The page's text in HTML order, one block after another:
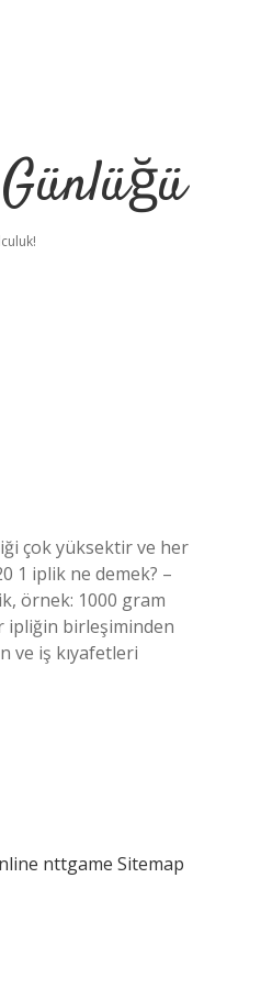
çok yüksektir ve her
1 iplik ne demek? –
örnek: 1000 gram
ipliğin birleşiminden
ve iş kıyafetleri
nttgame Sitemap